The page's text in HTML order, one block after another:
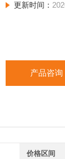
更新时间：
产品咨询
价格区间